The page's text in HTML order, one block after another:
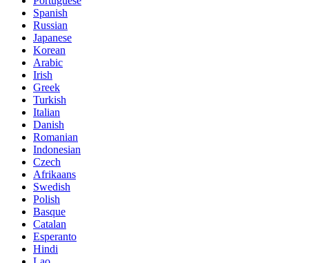
Spanish
Russian
Japanese
Korean
Arabic
Irish
Greek
Turkish
Italian
Danish
Romanian
Indonesian
Czech
Afrikaans
Swedish
Polish
Basque
Catalan
Esperanto
Hindi